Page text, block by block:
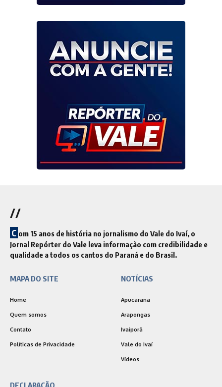
//
C om 15 anos de história no jornalismo do Vale do Ivaí, o
Jornal Repórter do Vale leva informação com credibilidade e
qualidade a todos os cantos do Paraná e do Brasil.
MAPA DO SITE
Home
Quem somos
Contato
Políticas de Privacidade
NOTÍCIAS
Apucarana
Arapongas
Ivaiporã
Vale do Ivaí
Vídeos
DECLARAÇÃO